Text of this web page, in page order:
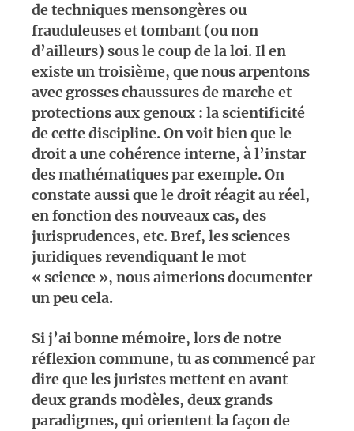
de techniques mensongères ou
frauduleuses et tombant (ou non
d’ailleurs) sous le coup de la loi. Il en
existe un troisième, que nous arpentons
avec grosses chaussures de marche et
protections aux genoux : la scientificité
de cette discipline. On voit bien que le
droit a une cohérence interne, à l’instar
des mathématiques par exemple. On
constate aussi que le droit réagit au réel,
en fonction des nouveaux cas, des
jurisprudences, etc. Bref, les sciences
juridiques revendiquant le mot
« science », nous aimerions documenter
un peu cela.
Si j’ai bonne mémoire, lors de notre
réflexion commune, tu as commencé par
dire que les juristes mettent en avant
deux grands modèles, deux grands
paradigmes, qui orientent la façon de